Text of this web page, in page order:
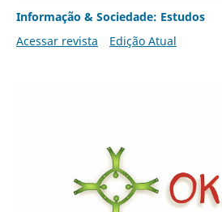
Informação & Sociedade: Estudos
Acessar revista
Edição Atual